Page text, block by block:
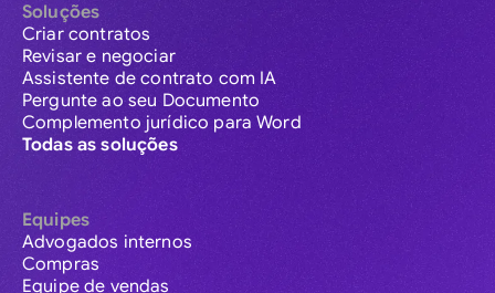
Soluções
Criar contratos
Revisar e negociar
Assistente de contrato com IA
Pergunte ao seu Documento
Complemento jurídico para Word
Todas as soluções
Equipes
Advogados internos
Compras
Equipe de vendas